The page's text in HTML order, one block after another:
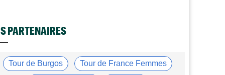
profil…
La surprise Francisco Campos remporte la 1ère étape
PARTENAIRES
Tour de Burgos Tour de France Femmes